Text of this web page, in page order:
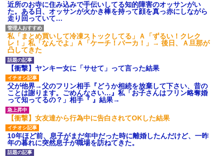
近所のお寺に住み込みで手伝いしてる知的障害のオッサンがい
た。ある日、オッサンが火かき棒を持って顔を真っ赤にしながら
走り回っていて…
私「まとめ買いして冷凍ストックしてる」Ａ「ずるい！クレク
レ！」私「なんでよ」Ａ「ケーチ！バーカ！」→ 後日、Ａ旦那が
凸してきた
【衝撃】ヤンキー女に「サせて」って言った結果
父が他界→父のフリン相手『どうか相続を放棄して下さい、昔の
ことは謝ります。ごめんなさい…』私「お子さんはフリン略奪婚
って知ってるの？」相手『 』結果→
【衝撃】女友達から行為中に告白されてOKした結果
10年ほど前、息子がまだ年中だった時に離婚したんだけど、一昨
年の暮れに突然息子が職場を訪ねてきた。